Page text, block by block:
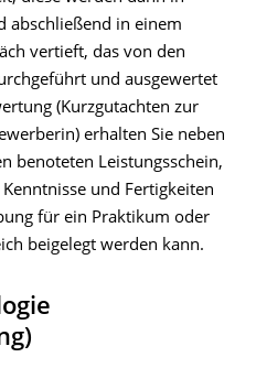
abschließend in einem
vertieft, das von den
und ausgewertet
(Kurzgutachten zur
erhalten Sie neben
benoteten Leistungsschein,
und Fertigkeiten
für ein Praktikum oder
beigelegt werden kann.